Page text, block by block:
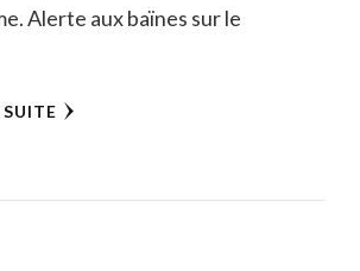
Alerte aux baïnes sur le
SUITE